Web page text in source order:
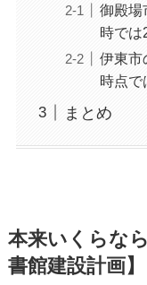
御殿場
時では
伊東市
時点で
まとめ
本来いくらな
書館建設計画】